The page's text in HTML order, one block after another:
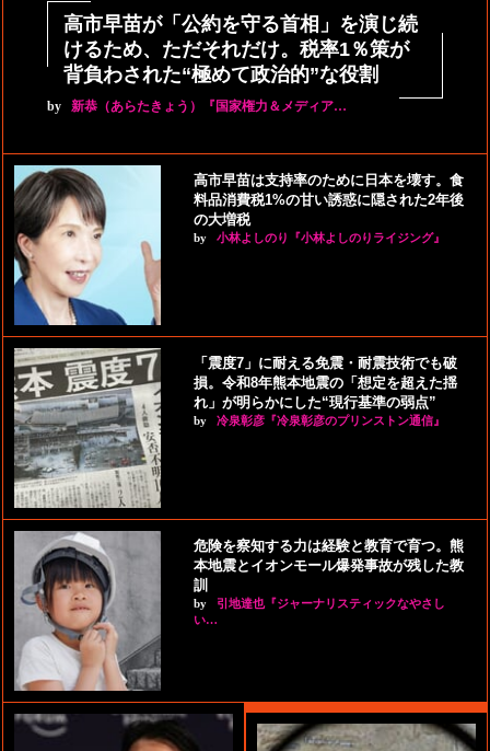
高市早苗が「公約を守る首相」を演じ続
けるため、ただそれだけ。税率1％策が
背負わされた“極めて政治的”な役割
by 新恭（あらたきょう）『国家権力＆メディア…
高市早苗は支持率のために日本を壊す。食
料品消費税1%の甘い誘惑に隠された2年後
の大増税
by 小林よしのり『小林よしのりライジング』
「震度7」に耐える免震・耐震技術でも破
損。令和8年熊本地震の「想定を超えた揺
れ」が明らかにした“現行基準の弱点”
by 冷泉彰彦『冷泉彰彦のプリンストン通信』
危険を察知する力は経験と教育で育つ。熊
本地震とイオンモール爆発事故が残した教
訓
by
引地達也『ジャーナリスティックなやさし
い…